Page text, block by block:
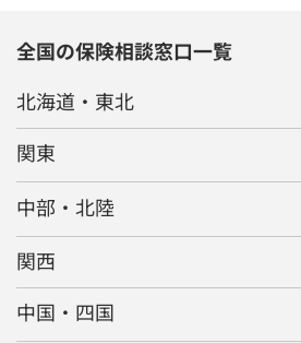
全国の保険相談窓口一覧
北海道・東北
関東
中部・北陸
関西
中国・四国